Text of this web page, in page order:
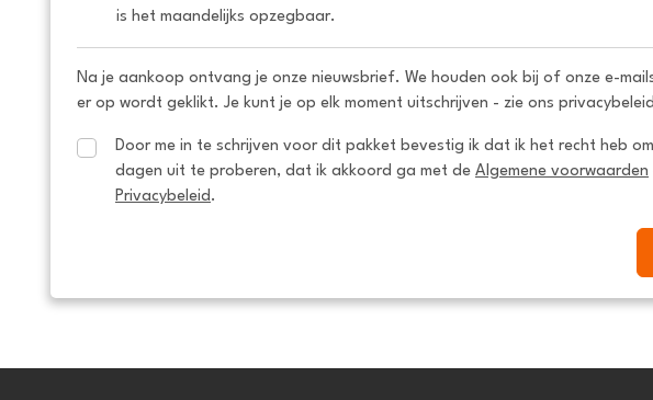
is het maandelijks opzegbaar.
Na je aankoop ontvang je onze nieuwsbrief. We houden ook bij of onze e-
er op wordt geklikt. Je kunt je op elk moment uitschrijven - zie ons
Door me in te schrijven voor dit pakket bevestig ik dat ik het recht heb om
dagen uit te proberen, dat ik akkoord ga met de Algemene voorwaarden
Privacybeleid .